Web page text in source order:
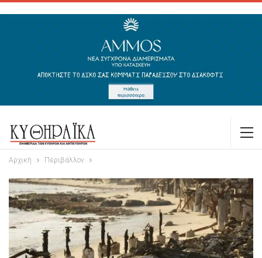
Αρχική Περιβάλλον